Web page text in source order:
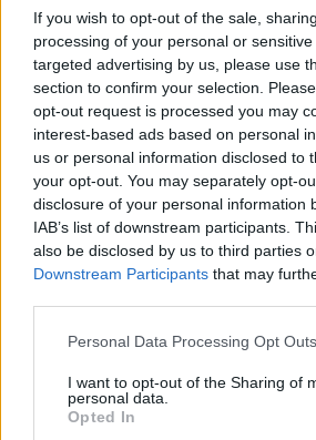
If you wish to opt-out of the sale,
processing of your personal or
targeted advertising by us, please use
section to confirm your selection.
opt-out request is processed you may
interest-based ads based on personal
us or personal information disclosed to
your opt-out. You may separately opt-
disclosure of your personal information
IAB’s list of downstream participants.
also be disclosed by us to third parties
Downstream Participants that may
Please note that this website/app uses
not limited to your visit or usage
grant or deny consent to Google and its
use your data for below specified
Personal Data Processing Opt Outs
I want to opt-out of the Sharing of
personal data.
Opted In
recibir una dura entrada de Eden
pruebas, sufre una fractura del
metatarsiano del pie derecho y estará
semanas.
Punto final por tanto para la
sumado 94 puntos Comunio en 25
ocupará su puesto en la ‘final’ de
Cádiz tiene que ganar y esperar un
Granada. También le vale con un
pierde su partido o si el Mallorca lo
Hugo Guillamón fue baja para jugar